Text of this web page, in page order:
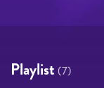
Playlist (7)